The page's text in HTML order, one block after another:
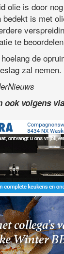
olie is door
is met
te
de
zal nemen.
ook volgens